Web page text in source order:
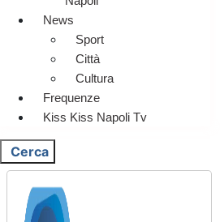
News
Sport
Città
Cultura
Frequenze
Kiss Kiss Napoli Tv
Cerca